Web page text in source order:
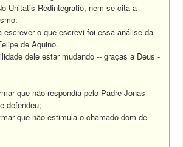
Unitatis Redintegratio, nem se cita a
o que escrevi foi essa análise da
de Aquino.
dele estar mudando -- graças a Deus -
que não respondia pelo Padre Jonas
defendeu;
que não estimula o chamado dom de